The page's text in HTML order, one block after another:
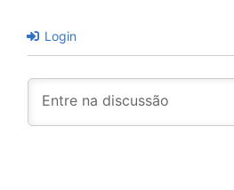
Login